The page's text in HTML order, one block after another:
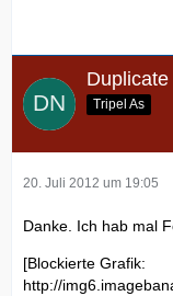
Tripel As
20. Juli 2012 um 19:05
Danke. Ich hab mal
[Blockierte Grafik:
http://